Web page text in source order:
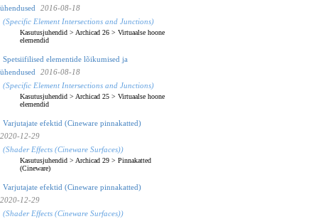
ühendused
2016-08-18
(Specific Element Intersections and Junctions)
Kasutusjuhendid > Archicad 26 > Virtuaalse hoone
elemendid
Spetsiifilised elementide lõikumised ja
ühendused
2016-08-18
(Specific Element Intersections and Junctions)
Kasutusjuhendid > Archicad 25 > Virtuaalse hoone
elemendid
Varjutajate efektid (Cineware pinnakatted)
2020-12-29
(Shader Effects (Cineware Surfaces))
Kasutusjuhendid > Archicad 29 > Pinnakatted
(Cineware)
Varjutajate efektid (Cineware pinnakatted)
2020-12-29
(Shader Effects (Cineware Surfaces))